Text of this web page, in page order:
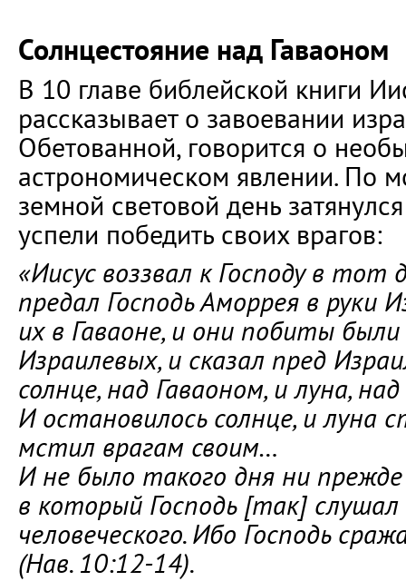
Солнцестояние над Гаваоном
В 10 главе библейской книги
рассказывает о завоевании
Обетованной, говорится о
астрономическом явлении. По
земной световой день
успели победить своих врагов:
«Иисус воззвал к Господу в тот
предал Господь Аморрея в руки
их в Гаваоне, и они побиты
Израилевых, и сказал пред
солнце, над Гаваоном, и луна,
И остановилось солнце, и луна
мстил врагам своим…
И не было такого дня ни
в который Господь [так] слушал
человеческого. Ибо Господь
(Нав. 10:12-14).